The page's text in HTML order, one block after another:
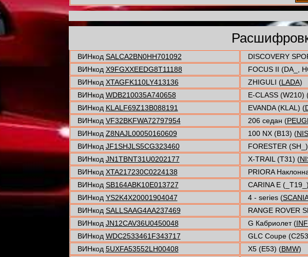
ВИНкод SALCA2BN0HH701092 DISCOVERY
ВИНкод X9FGXXEEDG8T11188 FOCUS II (DA_,
ВИНкод XTAGFK110LY413136 ZHIGULI (LADA)
ВИНкод WDB210035A740658 E-CLASS (W210)
ВИНкод KLALF69Z13B088191 EVANDA (KLAL) (
ВИНкод VF32BKFWA72797954 206 седан (
ВИНкод Z8NAJL00050160609 100 NX (B13) (
ВИНкод JF1SHJLS5CG323460 FORESTER
ВИНкод JN1TBNT31U0202177 X-TRAIL (T31) (
ВИНкод XTA217230C0224138 PRIORA
ВИНкод SB164ABK10E013727 CARINA E
ВИНкод YS2K4X20001904047 4 - series (
ВИНкод SALLSAAG4AA237469 RANGE ROVER
ВИНкод JN12CAV36U0450048 G Кабриолет (
ВИНкод WDC2533461F343717 GLC Coupe
ВИНкод 5UXFA53552LH00408 X5 (E53) (BMW)